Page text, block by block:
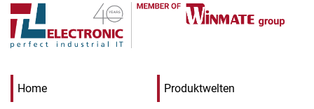
Home Produktwelten